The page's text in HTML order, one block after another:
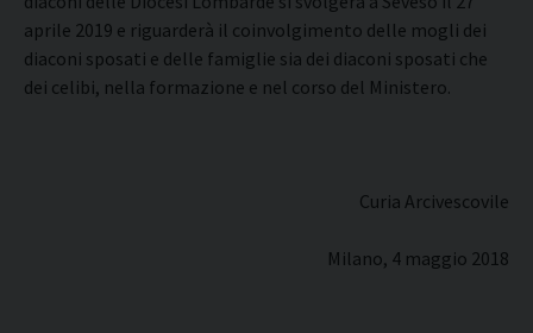
aprile 2019 e riguarderà il coinvolgimento delle mogli dei
diaconi sposati e delle famiglie sia dei diaconi sposati che
dei celibi, nella formazione e nel corso del Ministero.
Curia Arcivescovile
Milano, 4 maggio 2018